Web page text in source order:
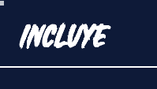
INCLUYE